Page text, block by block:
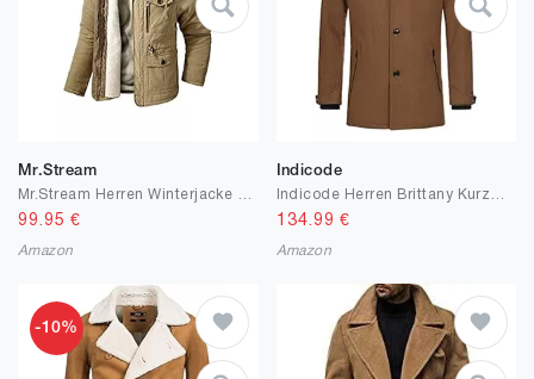
Mr.Stream
99.95 €
Amazon
Indicode
134.99 €
Amazon
-10%